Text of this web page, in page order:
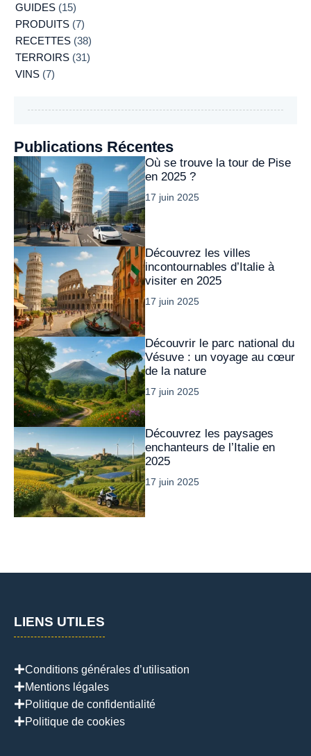
GUIDES(15)
PRODUITS(7)
RECETTES(38)
TERROIRS(31)
VINS(7)
Publications Récentes
Où se trouve la tour de Pise
en 2025 ?
17 juin 2025
Découvrez les villes
incontournables d’Italie à
visiter en 2025
17 juin 2025
Découvrir le parc national du
Vésuve : un voyage au cœur
de la nature
17 juin 2025
Découvrez les paysages
enchanteurs de l’Italie en
2025
17 juin 2025
LIENS UTILES
Conditions générales d’utilisation
Mentions légales
Politique de confidentialité
Politique de cookies